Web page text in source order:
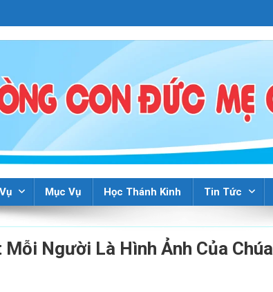
Mục Vụ Học Thánh Kinh Tin Tức
Người Là Hình Ảnh Của Chúa